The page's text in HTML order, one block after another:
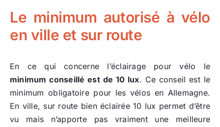
Le minimum autorisé à vélo
en ville et sur route
En ce qui concerne l’éclairage pour vélo le
minimum conseillé est de 10 lux. Ce conseil est le
minimum obligatoire pour les vélos en Allemagne.
En ville, sur route bien éclairée 10 lux permet d’être
vu mais n’apporte pas vraiment une meilleure